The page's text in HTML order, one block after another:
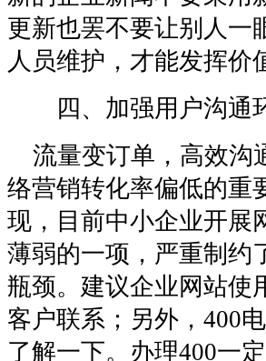
更新也罢不要让别人一
人员维护，才能发挥价
四、加强用户沟通
流量变订单，高效沟
络营销转化率偏低的重
现，目前中小企业开展
薄弱的一项，严重制约
瓶颈。建议企业网站使
客户联系；另外，400
了解一下。办理400一